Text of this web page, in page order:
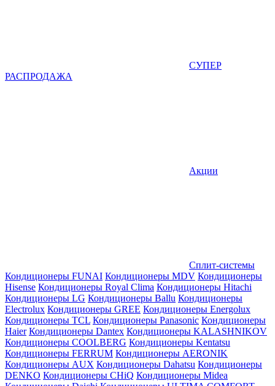
СУПЕР
РАСПРОДАЖА
Акции
Сплит-системы
Кондиционеры FUNAI Кондиционеры MDV Кондиционеры
Hisense Кондиционеры Royal Clima Кондиционеры Hitachi
Кондиционеры LG Кондиционеры Ballu Кондиционеры
Electrolux Кондиционеры GREE Кондиционеры Energolux
Кондиционеры TCL Кондиционеры Panasonic Кондиционеры
Haier Кондиционеры Dantex Кондиционеры KALASHNIKOV
Кондиционеры СOOLBERG Кондиционеры Kentatsu
Кондиционеры FERRUM Кондиционеры AERONIK
Кондиционеры AUX Кондиционеры Dahatsu Кондиционеры
DENKO Кондиционеры CHiQ Кондиционеры Midea